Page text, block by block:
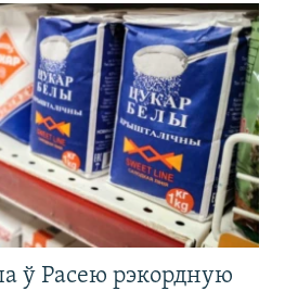
ў Расею рэкордную